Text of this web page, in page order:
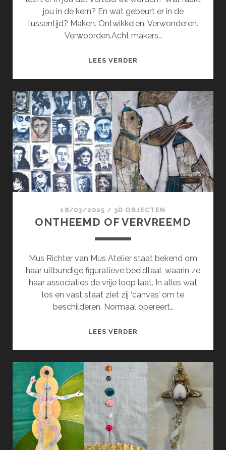
jou in de kern? En wat gebeurt er in de
tussentijd? Maken. Ontwikkelen. Verwonderen.
Verwoorden.Acht makers…
LEES VERDER
18/03/2025 /3D OBJECTEN
ONTHEEMD OF VERVREEMD
Mus Richter van Mus Atelier staat bekend om
haar uitbundige figuratieve beeldtaal, waarin ze
haar associaties de vrije loop laat. In alles wat
los en vast staat ziet zij ‘canvas’ om te
beschilderen. Normaal opereert…
LEES VERDER